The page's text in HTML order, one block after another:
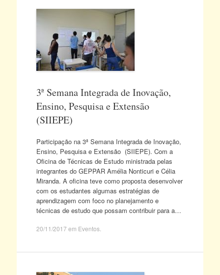
3ª Semana Integrada de Inovação,
Ensino, Pesquisa e Extensão
(SIIEPE)
Participação na 3ª Semana Integrada de Inovação,
Ensino, Pesquisa e Extensão (SIIEPE). Com a
Oficina de Técnicas de Estudo ministrada pelas
integrantes do GEPPAR Amélia Nonticuri e Célia
Miranda. A oficina teve como proposta desenvolver
com os estudantes algumas estratégias de
aprendizagem com foco no planejamento e
técnicas de estudo que possam contribuir para a…
20/11/2017 em Eventos.